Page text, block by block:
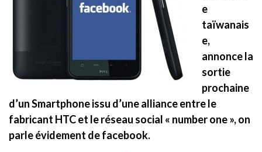
e
taïwanais
e,
annonce la
sortie
prochaine
d’un Smartphone issu d’une alliance entre le
fabricant HTC et le réseau social « number one », on
parle évidement de facebook.